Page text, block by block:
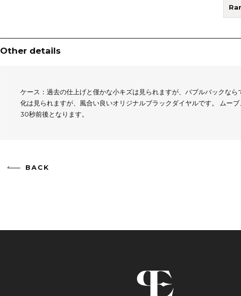
Other details
ケース：過去の仕上げと僅かな小キズは見られますが、バブルバックな
化は見られますが、風合い良いオリジナルブラックダイヤルです。 ムー
30秒前後となります。
BACK